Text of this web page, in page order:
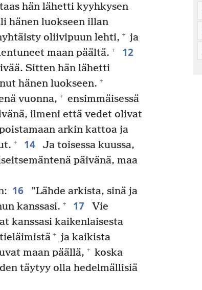
hän lähetti kyyhkysen
hänen luokseen illan
oliivipuun lehti, + ja
maan päältä. + 12
Sitten hän lähetti
hänen luokseen. +
vuonna, + ensimmäisessä
ilmeni että vedet olivat
arkin kattoa ja
+ 14
Ja toisessa kuussa,
päivänä, maa
16
”Lähde arkista, sinä ja
kanssasi. + 17
Vie
kanssasi kaikenlaisesta
+ ja kaikista
maan päällä, + koska
täytyy olla hedelmällisiä